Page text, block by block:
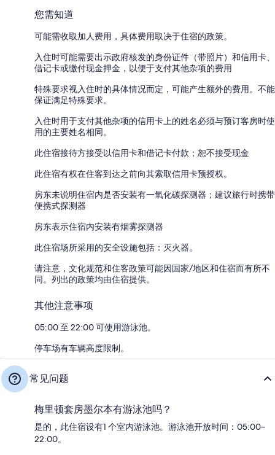
您需知道
可能需收取加人费用，具体费用取决于住宿的政策。
入住时可能需要出示政府核发的身份证件（带照片）和信用卡、
借记卡或缴付现金押金，以便于支付其他杂项的费用
特殊要求视入住时的具体情况而定，可能产生额外的费用。不能
保证满足特殊要求。
入住时用于支付其他杂项的信用卡上的姓名必须与预订客房时使
用的主要姓名相同。
此住宿接待方接受以信用卡和借记卡付款；恕不接受现金
此住宿有权在住客到达之前向其索取信用卡预授权。
房东未说明住宿内是否安装有一氧化碳探测器；建议旅行时携带
便携式探测器
房东表示住宿内安装有烟雾探测器
此住宿场所采用的安全设施包括：灭火器。
请注意，文化规范和住客政策可能因国家/地区和住宿而有所不
同。列出的政策均由住宿提供。
其他注意事项
05:00 至 22:00 可使用游泳池。
停车场有车辆高度限制。
常见问题
梅里顿套房墨尔本有游泳池吗？
是的，此住宿设有1 个室内游泳池。游泳池开放时间：05:00–
22:00。